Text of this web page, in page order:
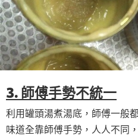
3. 師傅手勢不統一
利用罐頭湯煮湯底，師傅一般
味道全靠師傅手勢，人人不同